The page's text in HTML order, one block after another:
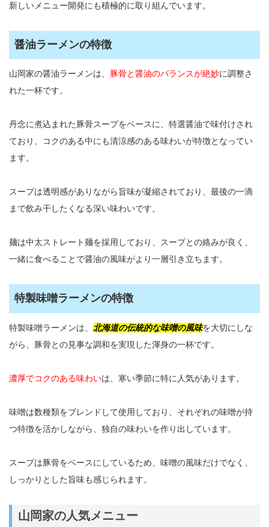
新しいメニュー開発にも積極的に取り組んでいます。
醤油ラーメンの特徴
山岡家の醤油ラーメンは、 豚骨と醤油のバランスが絶妙に調整さ
れた一杯です。
丹念に煮込まれた豚骨スープをベースに、特選醤油で味付けされ
ており、コクのある中にも清涼感のある味わいが特徴となってい
ます。
スープは透明感がありながら旨味が凝縮されており、最後の一滴
まで飲み干したくなる深い味わいです。
麺は中太ストレート麺を採用しており、スープとの絡みが良く、
一緒に食べることで醤油の風味がより一層引き立ちます。
特製味噌ラーメンの特徴
特製味噌ラーメンは、 北海道の伝統的な味噌の風味を大切にしな
がら、豚骨との見事な調和を実現した渾身の一杯です。
濃厚でコクのある味わいは、寒い季節に特に人気があります。
味噌は数種類をブレンドして使用しており、それぞれの味噌が持
つ特徴を活かしながら、独自の味わいを作り出しています。
スープは豚骨をベースにしているため、味噌の風味だけでなく、
しっかりとした旨味も感じられます。
山岡家の人気メニュー